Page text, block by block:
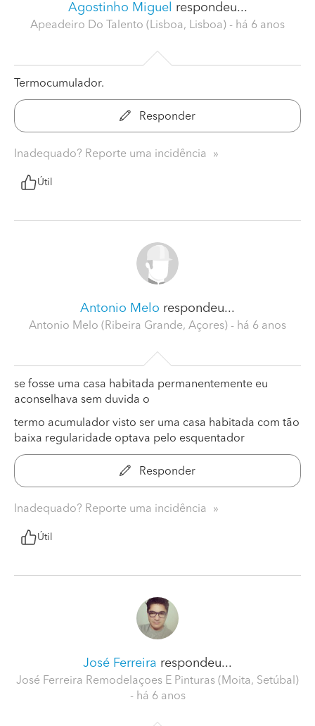
Agostinho Miguel respondeu...
Apeadeiro Do Talento (Lisboa, Lisboa) - há 6 anos
Termocumulador.
Responder
Inadequado? Reporte uma incidência
Útil
Antonio Melo respondeu...
Antonio Melo (Ribeira Grande, Açores) - há 6 anos
se fosse uma casa habitada permanentemente eu
aconselhava sem duvida o
termo acumulador visto ser uma casa habitada com tão
baixa regularidade optava pelo esquentador
Responder
Inadequado? Reporte uma incidência
Útil
José Ferreira respondeu...
José Ferreira Remodelaçoes E Pinturas (Moita, Setúbal)
- há 6 anos